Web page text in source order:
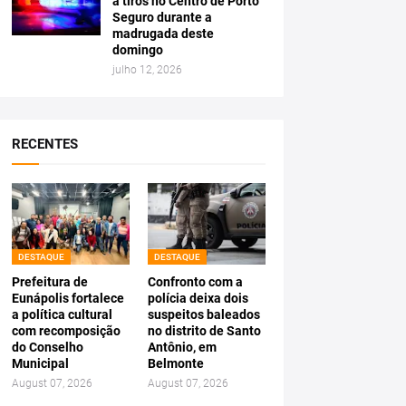
Seguro durante a
madrugada deste
domingo
julho 12, 2026
RECENTES
DESTAQUE
Prefeitura de
Eunápolis fortalece
a política cultural
com recomposição
do Conselho
Municipal
August 07, 2026
DESTAQUE
Confronto com a
polícia deixa dois
suspeitos baleados
no distrito de Santo
Antônio, em
Belmonte
August 07, 2026